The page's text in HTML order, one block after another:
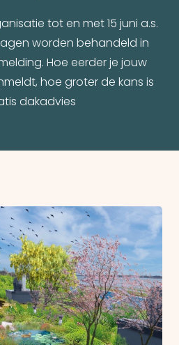
tot en met 15 juni a.s.
worden behandeld in
Hoe eerder je jouw
hoe groter de kans is
dakadvies